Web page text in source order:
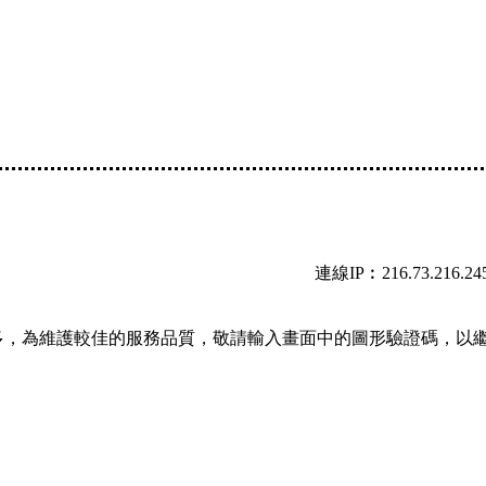
連線
為維護較佳的服務品質，敬請輸入畫面中的圖形驗證碼，以